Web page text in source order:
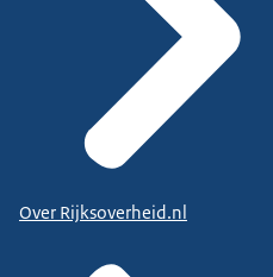
Over Rijksoverheid.nl